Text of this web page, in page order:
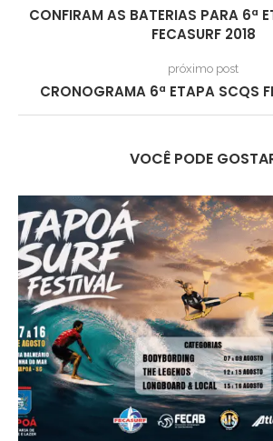
CONFIRAM AS BATERIAS PARA 6ª
FECASURF 2018
próximo post
CRONOGRAMA 6ª ETAPA SCQS
VOCÊ PODE